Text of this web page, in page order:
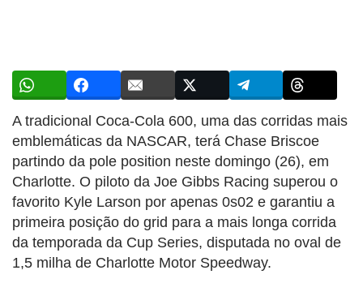
A tradicional Coca-Cola 600, uma das corridas mais
emblemáticas da NASCAR, terá Chase Briscoe
partindo da pole position neste domingo (26), em
Charlotte. O piloto da Joe Gibbs Racing superou o
favorito Kyle Larson por apenas 0s02 e garantiu a
primeira posição do grid para a mais longa corrida
da temporada da Cup Series, disputada no oval de
1,5 milha de Charlotte Motor Speedway.